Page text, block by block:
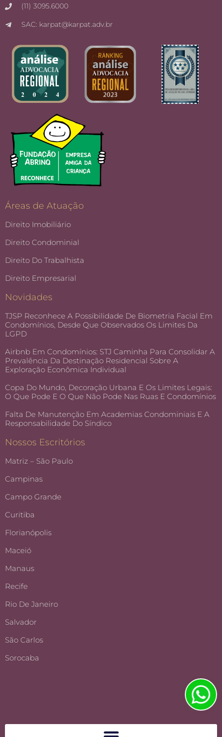
(11) 3095.6000
SAC: karpat@karpat.adv.br
Áreas de Atuação
Direito Imobiliário
Direito Condominial
Direito Do Trabalhista
Direito Empresarial
Novidades
TJSP Reconhece A Possibilidade De Biometria Facial Em
Condomínios, Desde Que Observados Os Limites Da
LGPD
Airbnb Em Condomínios: STJ Caminha Para Consolidar A
Prevalência Da Destinação Residencial Sobre A
Exploração Econômica Individual
Copa Do Mundo, Decoração Urbana E Os Limites Legais:
O Que Pode E O Que Não Pode Nas Ruas E Condomínios
Falta De Manutenção Em Academias Condominiais E A
Responsabilidade Do Síndico
Nossos Escritórios
Matriz – São Paulo
Campinas
Campo Grande
Curitiba
Florianópolis
Maceió
Manaus
Recife
Rio De Janeiro
Salvador
São Carlos
Sorocaba